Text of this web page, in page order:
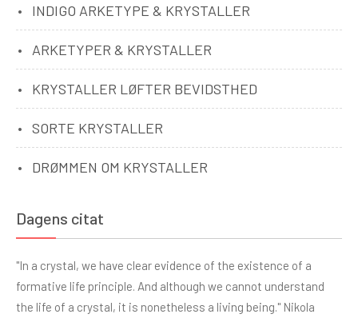
INDIGO ARKETYPE & KRYSTALLER
ARKETYPER & KRYSTALLER
KRYSTALLER LØFTER BEVIDSTHED
SORTE KRYSTALLER
DRØMMEN OM KRYSTALLER
Dagens citat
"In a crystal, we have clear evidence of the existence of a
formative life principle. And although we cannot understand
the life of a crystal, it is nonetheless a living being." Nikola